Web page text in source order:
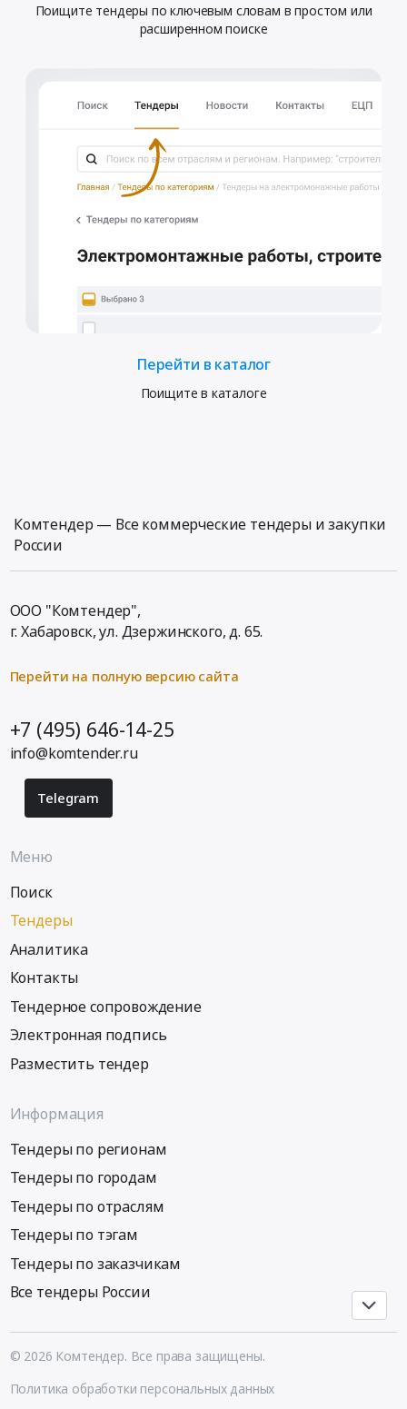
Поищите тендеры по ключевым словам в простом или
расширенном поиске
Перейти в каталог
Поищите в каталоге
Комтендер — Все коммерческие тендеры и закупки
России
ООО "Комтендер",
г. Хабаровск,ул. Дзержинского, д. 65.
Перейти на полную версию сайта
+7 (495) 646-14-25
info@komtender.ru
Telegram
Меню
Поиск
Тендеры
Аналитика
Контакты
Тендерное сопровождение
Электронная подпись
Разместить тендер
Информация
Тендеры по регионам
Тендеры по городам
Тендеры по отраслям
Тендеры по тэгам
Тендеры по заказчикам
Все тендеры России
© 2026 Комтендер. Все права защищены.
Политика обработки персональных данных